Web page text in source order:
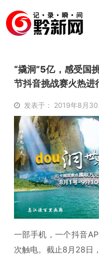
“撬洞”5亿，感受国
节抖音挑战赛火热进
发表于： 2019年8月30
一部手机，一个抖音
次触电。截止8月28日